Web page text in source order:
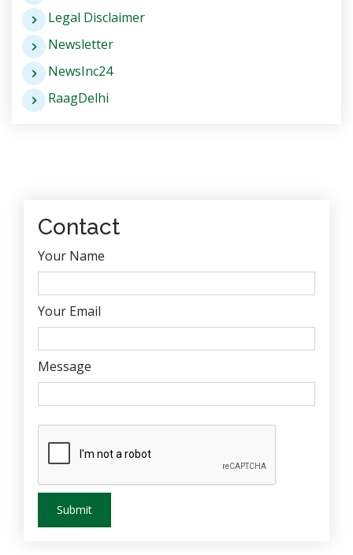
Legal Disclaimer
Newsletter
NewsInc24
RaagDelhi
Contact
Your Name
Your Email
Message